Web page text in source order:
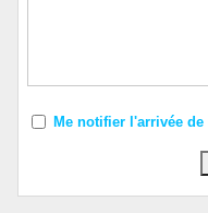
Me notifier l'arrivée